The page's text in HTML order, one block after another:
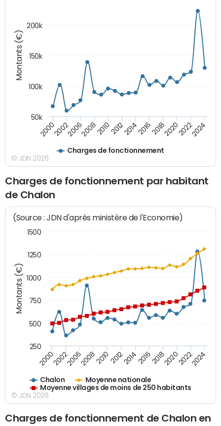
Montants (€)
Charges de fonctionnement
200020022006200820102012201420162018202020222024
50k
100k
150k
200k
© JDN 2026
Charges de fonctionnement par habitant
de Chalon
Montants (€)
(Source : JDN d'après ministère de l'Economie)
Chalon
Moyenne nationale
Moyenne villages de moins de 250 habitants
200020022006200820102012201420162018202020222024
250
500
750
1000
1250
1500
© JDN 2026
Charges de fonctionnement de Chalon en